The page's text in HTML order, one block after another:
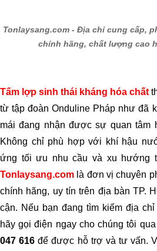
Tonlaysang.com - Địa chỉ cung cấp,
chính hãng, chất lượng cao
Tấm lợp sinh thái kháng hóa chất
từ tập đoàn Onduline Pháp như đã
mái đang nhận được sự quan tâm
Không chỉ phù hợp với khí hậu
ứng tối ưu nhu cầu và xu hướng
Tonlaysang.com là đơn vị chuyên
chính hãng, uy tín trên địa bàn TP.
cận. Nếu bạn đang tìm kiếm địa
hãy gọi điện ngay cho chúng tôi
047 616 để được hỗ trợ và tư vấn.